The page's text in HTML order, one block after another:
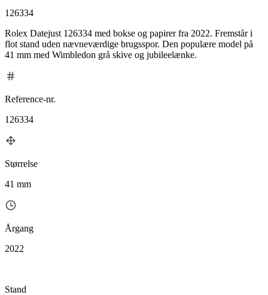
126334
Rolex Datejust 126334 med bokse og papirer fra 2022. Fremstår i
flot stand uden nævneværdige brugsspor. Den populære model på
41 mm med Wimbledon grå skive og jubileelænke.
Reference-nr.
126334
Størrelse
41 mm
Årgang
2022
Stand